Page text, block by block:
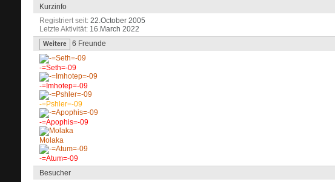
Kurzinfo
Registriert seit 22.October 2005
Letzte Aktivität 16.March 2022
Weitere 6 Freunde
-=Seth=-09
-=Imhotep=-09
-=Pshler=-09
-=Apophis=-09
Molaka
-=Atum=-09
Besucher